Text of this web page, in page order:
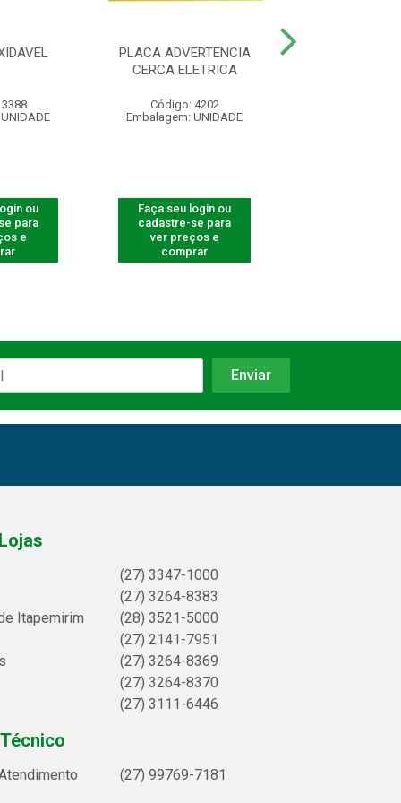
ou
para
e
PLACA ADVERTENCIA
CERCA ELETRICA
Código: 4202
Embalagem: UNIDADE
Faça seu login ou
cadastre-se para
ver preços e
comprar
(27) 3347-1000
(27) 3264-8383
Itapemirim
(28) 3521-5000
(27) 2141-7951
(27) 3264-8369
(27) 3264-8370
(27) 3111-6446
(27) 99769-7181